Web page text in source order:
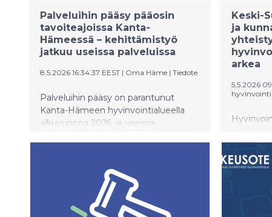
Palveluihin pääsy pääosin
tavoiteajoissa Kanta-
Hämeessä – kehittämistyö
jatkuu useissa palveluissa
8.5.2026 16:34:37 EEST | Oma Häme | Tiedote
Palveluihin pääsy on parantunut
Kanta-Hämeen hyvinvointialueella
alkuvuonna 2026, ja useissa
terveydenhuollossa kehitys on ollut
selvästi myönteistä.
Perusterveydenhuollossa hoitoon
pääsy toteutuu kokonaisuutena
Keski-
ja
arkea
5.5.2026